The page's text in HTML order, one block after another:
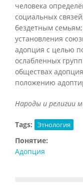
человека
социальных
бездетным
установления
адопция с целью
ослабленных
обществах
положению
Народы и религии
Tags: Этнология
Понятие:
Адопция